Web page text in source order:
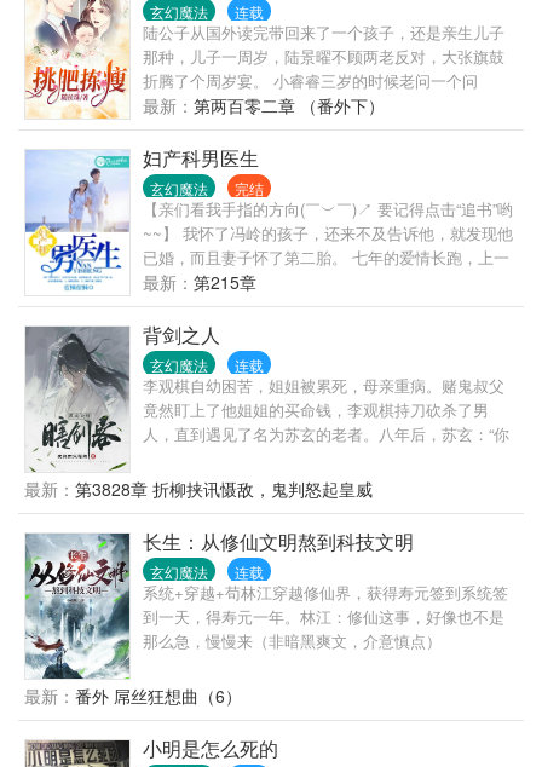
玄幻魔法 连载
陆公子从国外读完带回来了一个孩子，还是亲生儿子
那种，儿子一周岁，陆景曜不顾两老反对，大张旗鼓
折腾了个周岁宴。 小睿睿三岁的时候老问一个问
题：“爸爸爸爸爸爸，我到底是从哪儿来的？” 陆景曜
语气不善：“中奖来的！” 原来他只是奖品而已，小睿
睿很伤心，安静地收拾好东西准备离家出走。 ——“元
芳，此事你怎么看？” ——“大人，此事有蹊跷，必有
大狗血啊！” ——其实，这是个小蝌蚪找妈妈故事。
成人版文案：挑肥拣瘦总是找不到满意的，闭起双眼
你最挂念谁？眼睛张开身边竟是谁？
最新： 第两百零二章 （番外下）
妇产科男医生
玄幻魔法 完结
【亲们看我手指的方向(￣︶￣)↗ 要记得点击“追书”哟
~~】 我怀了冯岭的孩子，还来不及告诉他，就发现他
已婚，而且妻子怀了第二胎。 七年的爱情长跑，上一
刻神圣美好，下一刻成了第三者插足。 我以最壮烈的
方式退出了这三人的爱情： 我告他强X，法院判我
赢； 他有钱的妻子判我输，用尽一切手段将我逼得走
投无路。 我挺着大肚子，背负着街坊邻居的指指点
点，熬过了最艰苦的一年。 我以为我一辈子都摆脱不
了渣男与心机女的诡计纠缠，却想不到，柳暗花明之
后，潜伏在我身边最久的妖孽竟是某只妇产科的男医
生。
本书每日最低保底更新6000+，请朋友们放心跳坑~！
5000，各加更一章！ 懒懒小说窝欢迎大家的加入：
177978455，敲门砖：女主名 《妇产科男医生》首发
于若初文学网，希望大家在若初文学网支持正版，更
快获得最新章节，更舒适的阅读体验。 《妇产科男医
生》为作者蓝懒很懒虚构作品，若初文学网提供无广
请不要与真实人物事件挂钩。
最新： 第215章
背剑之人
玄幻魔法 连载
李观棋自幼困苦，姐姐被累死，母亲重病。赌鬼叔父
竟然盯上了他姐姐的买命钱，李观棋持刀砍杀了男
人，直到遇见了名为苏玄的老者。八年后，苏玄：“你
秘剑匣，苏玄却管这剑匣叫剑棺。少年不解。“去
哪？”老者微微一笑，嘴里却说道：“爱哪去哪去，老子
都八年没有红尘炼心了！！”自此，心怀鸿鹄之志的少
年郎一脚踏入腥风血雨的修真界！
最新： 第3828章 折柳挟讯慑敌，鬼判怒起皇威
长生：从修仙文明熬到科技文明
玄幻魔法 连载
系统+穿越+苟林江穿越修仙界，获得寿元签到系统签
到一天，得寿元一年。林江：修仙这事，好像也不是
那么急，慢慢来（非暗黑爽文，介意慎点）
最新： 番外 屌丝狂想曲（6）
小明是怎么死的